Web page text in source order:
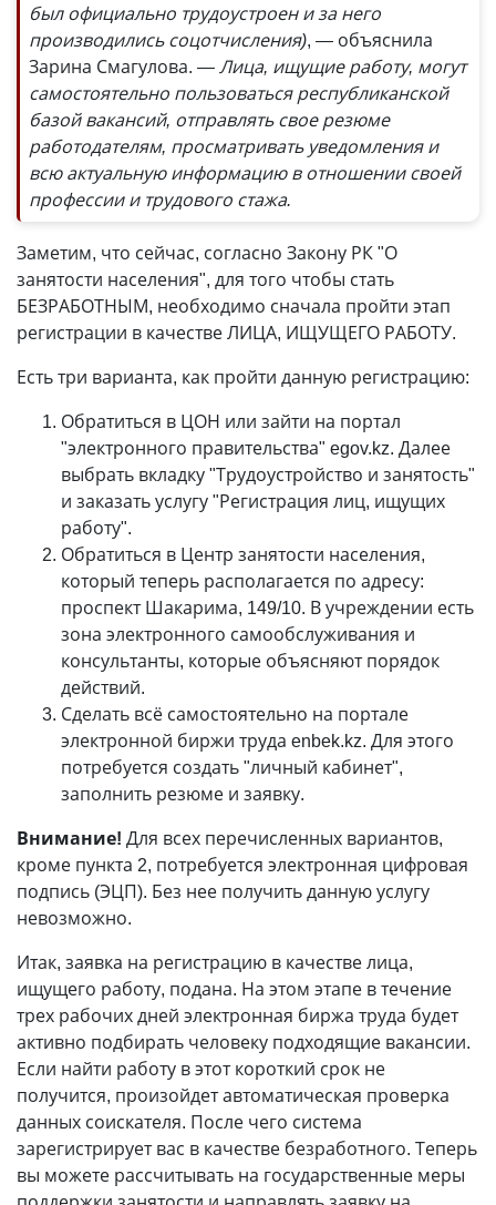
был официально трудоустроен и за него
производились соцотчисления), — объяснила
Зарина Смагулова. — Лица, ищущие работу, могут
самостоятельно пользоваться республиканской
базой вакансий, отправлять свое резюме
работодателям, просматривать уведомления и
всю актуальную информацию в отношении своей
профессии и трудового стажа.
Заметим, что сейчас, согласно Закону РК "О
занятости населения", для того чтобы стать
БЕЗРАБОТНЫМ, необходимо сначала пройти этап
регистрации в качестве ЛИЦА, ИЩУЩЕГО РАБОТУ.
Есть три варианта, как пройти данную регистрацию:
Обратиться в ЦОН или зайти на портал
"электронного правительства" egov.kz. Далее
выбрать вкладку "Трудоустройство и занятость"
и заказать услугу "Регистрация лиц, ищущих
работу".
Обратиться в Центр занятости населения,
который теперь располагается по адресу:
проспект Шакарима, 149/10. В учреждении есть
зона электронного самообслуживания и
консультанты, которые объясняют порядок
действий.
Сделать всё самостоятельно на портале
электронной биржи труда enbek.kz. Для этого
потребуется создать "личный кабинет",
заполнить резюме и заявку.
Внимание! Для всех перечисленных вариантов,
кроме пункта 2, потребуется электронная цифровая
подпись (ЭЦП). Без нее получить данную услугу
невозможно.
Итак, заявка на регистрацию в качестве лица,
ищущего работу, подана. На этом этапе в течение
трех рабочих дней электронная биржа труда будет
активно подбирать человеку подходящие вакансии.
Если найти работу в этот короткий срок не
получится, произойдет автоматическая проверка
данных соискателя. После чего система
зарегистрирует вас в качестве безработного. Теперь
вы можете рассчитывать на государственные меры